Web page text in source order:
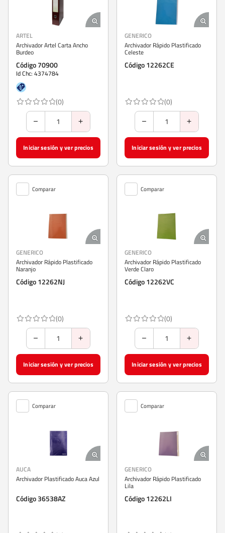
ARTEL
Archivador Artel Carta Ancho
Burdeo
Código 70900
Id Chc: 4374784
(0)
Iniciar sesión y ver precios
GENERICO
Archivador Rápido Plastificado
Celeste
Código 12262CE
(0)
Iniciar sesión y ver precios
Comparar
GENERICO
Archivador Rápido Plastificado
Naranjo
Código 12262NJ
(0)
Iniciar sesión y ver precios
Comparar
GENERICO
Archivador Rápido Plastificado
Verde Claro
Código 12262VC
(0)
Iniciar sesión y ver precios
Comparar
AUCA
Archivador Plastificado Auca Azul
Código 36538AZ
Comparar
GENERICO
Archivador Rápido Plastificado
Lila
Código 12262LI